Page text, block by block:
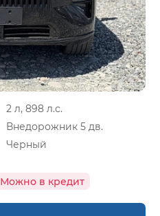
2 л, 898 л.с.
Внедорожник 5 дв.
Черный
Можно в кредит